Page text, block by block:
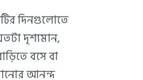
দিনগুলোতে
দৃশ্যমান,
বসে বা
আনন্দ